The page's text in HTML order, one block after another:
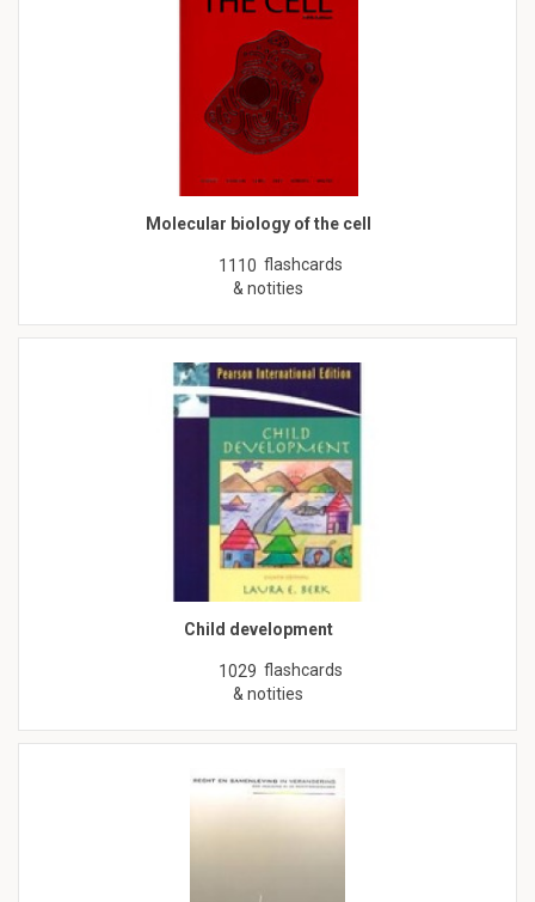
Molecular biology of the cell
1110 flashcards
& notities
Child development
1029 flashcards
& notities